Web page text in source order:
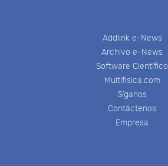
Addlink e-News
Archivo e-News
Software Científico
Multifisica.com
Síganos
Contáctenos
Empresa